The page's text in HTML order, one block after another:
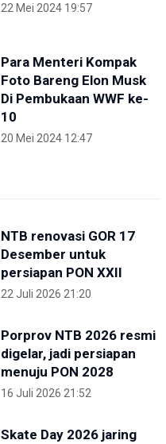
22 Mei 2024 19:57
Para Menteri Kompak
Foto Bareng Elon Musk
Di Pembukaan WWF ke-
10
20 Mei 2024 12:47
NTB renovasi GOR 17
Desember untuk
persiapan PON XXII
22 Juli 2026 21:20
Porprov NTB 2026 resmi
digelar, jadi persiapan
menuju PON 2028
16 Juli 2026 21:52
Skate Day 2026 jaring